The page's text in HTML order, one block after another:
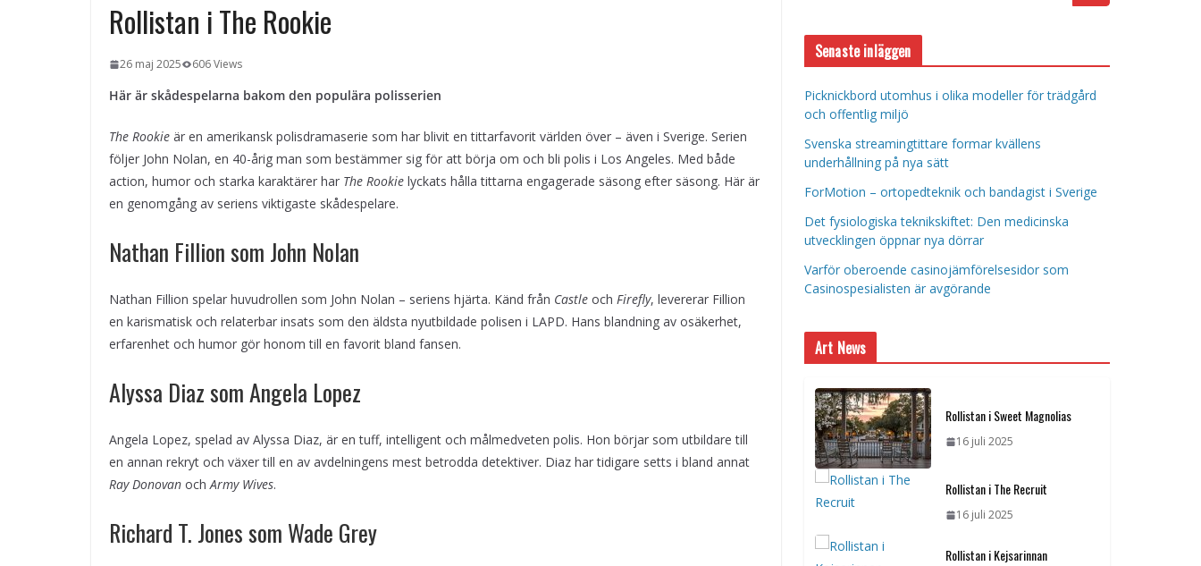
Svenska streamingtittare formar
ForMotion – ortopedteknik och
Det fysiologiska teknikskiftet: Den
dörrar
Rollistan i The Rookie
26 maj 2025 606 Views
Här är skådespelarna bakom den populära polisserien
The Rookie är en amerikansk polisdramaserie som har blivit en tittarfavorit världen över – även i Sverige. Serien
följer John Nolan, en 40-årig man som bestämmer sig för att börja om och bli polis i Los Angeles. Med både
action, humor och starka karaktärer har The Rookie lyckats hålla tittarna engagerade säsong efter säsong. Här är
en genomgång av seriens viktigaste skådespelare.
Nathan Fillion som John Nolan
Nathan Fillion spelar huvudrollen som John Nolan – seriens hjärta. Känd från Castle och Firefly, levererar Fillion
en karismatisk och relaterbar insats som den äldsta nyutbildade polisen i LAPD. Hans blandning av osäkerhet,
erfarenhet och humor gör honom till en favorit bland fansen.
Alyssa Diaz som Angela Lopez
Angela Lopez, spelad av Alyssa Diaz, är en tuff, intelligent och målmedveten polis. Hon börjar som utbildare till
en annan rekryt och växer till en av avdelningens mest betrodda detektiver. Diaz har tidigare setts i bland annat
Ray Donovan ochArmy Wives.
Richard T. Jones som Wade Grey
Senaste inläggen
Picknickbord utomhus i olika modeller för trädgård
och offentlig miljö
Svenska streamingtittare formar kvällens
underhållning på nya sätt
ForMotion – ortopedteknik och bandagist i Sverige
Det fysiologiska teknikskiftet: Den medicinska
utvecklingen öppnar nya dörrar
Varför oberoende casinojämförelsesidor som
Casinospesialisten är avgörande
Art News
Rollistan i Sweet Magnolias
16 juli 2025
Rollistan i The Recruit
16 juli 2025
Rollistan i Kejsarinnan